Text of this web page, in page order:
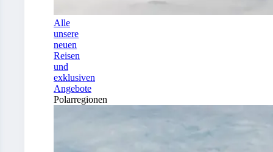
Alle
unsere
neuen
Reisen
und
exklusiven
Angebote
Polarregionen